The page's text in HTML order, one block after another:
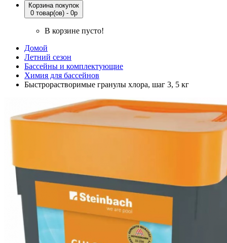
Корзина покупок
0 товар(ов) - 0р
В корзине пусто!
Домой
Летний сезон
Бассейны и комплектующие
Химия для бассейнов
Быстрорастворимые гранулы хлора, шаг 3, 5 кг